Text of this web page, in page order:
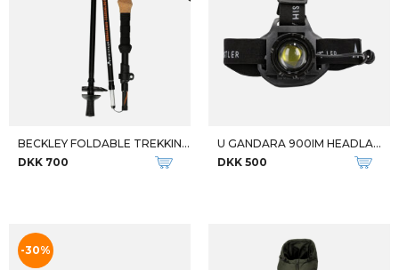
BECKLEY FOLDABLE TREKKING POLE
DKK 700
U GANDARA 900IM HEADLAMP
DKK 500
-30%